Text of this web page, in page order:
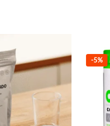
Añadir
a la
-5%